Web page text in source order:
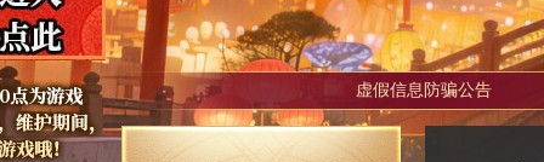
虚假信息防骗公告